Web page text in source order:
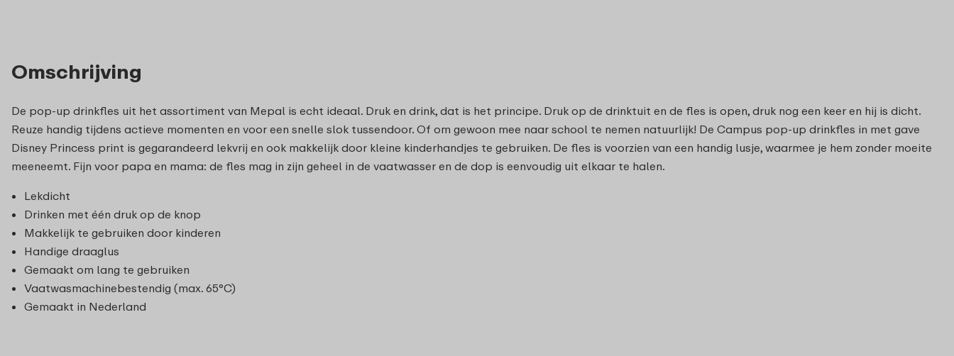
Omschrijving
De pop-up drinkfles uit het assortiment van Mepal is echt ideaal. Druk en drink, dat is het principe. Druk op de drinktuit en de fles is open, druk nog een keer en hij is dicht.
Reuze handig tijdens actieve momenten en voor een snelle slok tussendoor. Of om gewoon mee naar school te nemen natuurlijk! De Campus pop-up drinkfles in met gave
Disney Princess print is gegarandeerd lekvrij en ook makkelijk door kleine kinderhandjes te gebruiken. De fles is voorzien van een handig lusje, waarmee je hem zonder moeite
meeneemt. Fijn voor papa en mama: de fles mag in zijn geheel in de vaatwasser en de dop is eenvoudig uit elkaar te halen.
Lekdicht
Drinken met één druk op de knop
Makkelijk te gebruiken door kinderen
Handige draaglus
Gemaakt om lang te gebruiken
Vaatwasmachinebestendig (max. 65°C)
Gemaakt in Nederland